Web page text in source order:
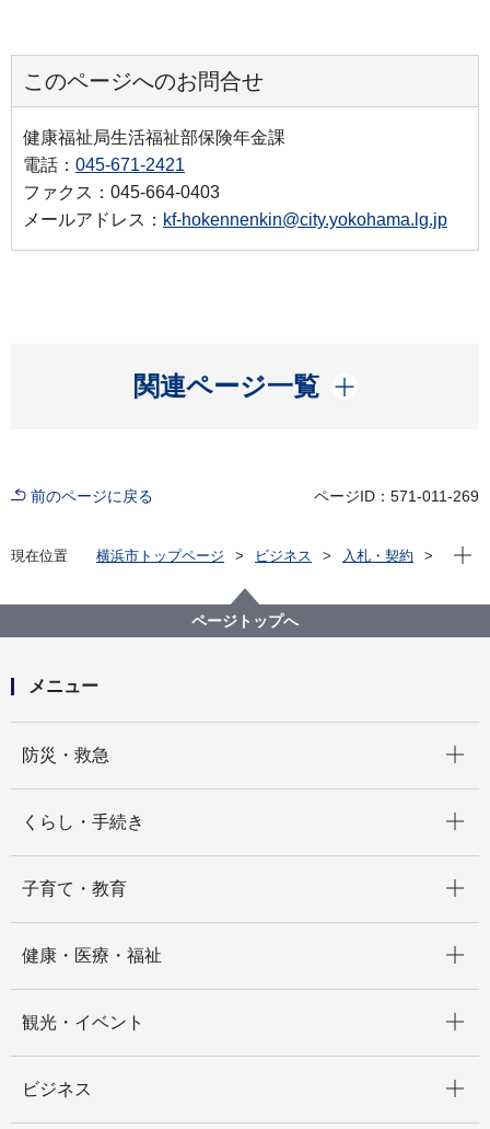
このページへのお問合せ
健康福祉局生活福祉部保険年金課
電話： 045-671-2421
ファクス：045-664-0403
メールアドレス： kf-hokennenkin@city.yokohama.lg.jp
関連ページ一覧
開く
前のページに戻る ページID：571-011-269
現在位置 横浜市トップページ ビジネス
入札・契約
【入札結果掲載】【公募型指名競争入札】重症化リス
ク者適正受診勧奨業務委託
現在
ページトップへ
メニュー
防災・救急
くらし・手続き
子育て・教育
健康・医療・福祉
観光・イベント
ビジネス